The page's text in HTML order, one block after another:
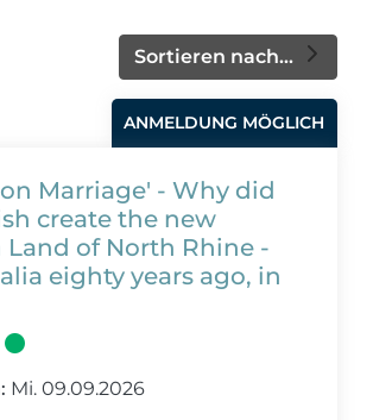
Sortieren nach...
ANMELDUNG MÖGLICH
Marriage' - Why did
create the new
Land of North Rhine -
eighty years ago, in
Mi. 09.09.2026